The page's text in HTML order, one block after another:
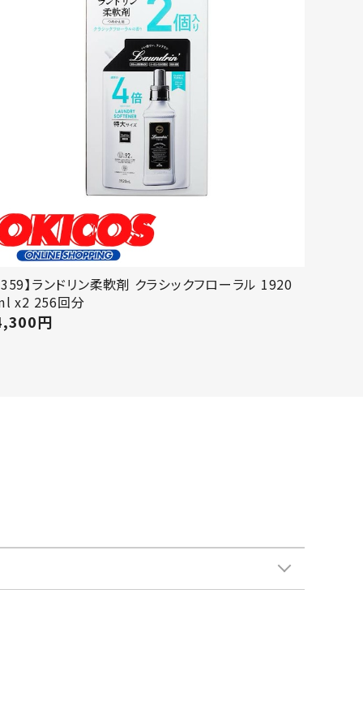
359】ランドリン柔軟剤 クラシックフローラル 1920
x2 256回分
円